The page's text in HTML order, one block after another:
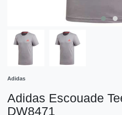
Adidas
Adidas Escouade
DW8471